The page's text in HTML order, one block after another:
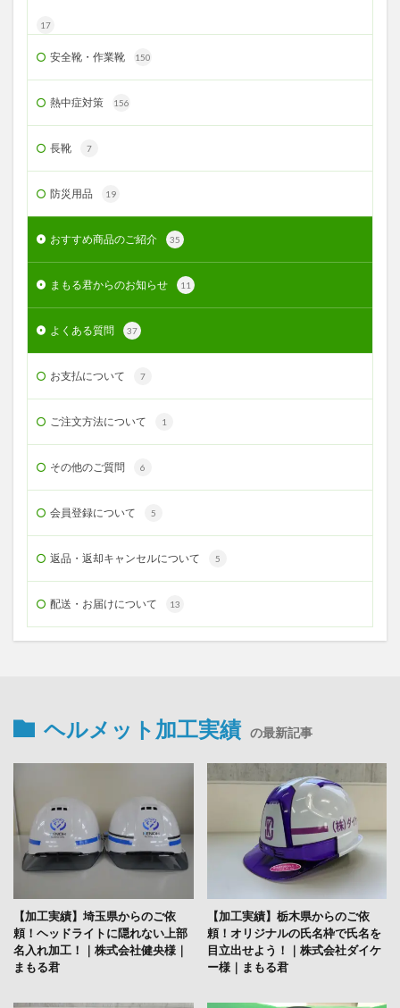
17
安全靴・作業靴 150
熱中症対策 156
長靴 7
防災用品 19
おすすめ商品のご紹介 35
まもる君からのお知らせ 11
よくある質問 37
お支払について 7
ご注文方法について 1
その他のご質問 6
会員登録について 5
返品・返却キャンセルについて 5
配送・お届けについて 13
ヘルメット加工実績 の最新記事
【加工実績】埼玉県からのご依
頼！ヘッドライトに隠れない上部
名入れ加工！｜株式会社健央様｜
まもる君
【加工実績】栃木県からのご依
頼！オリジナルの氏名枠で氏名を
目立出せよう！｜株式会社ダイケ
ー様｜まもる君